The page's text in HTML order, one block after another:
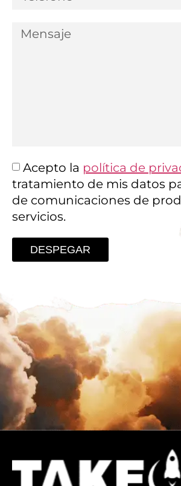
Acepto la política de
tratamiento de mis datos
de comunicaciones de
servicios.
DESPEGAR